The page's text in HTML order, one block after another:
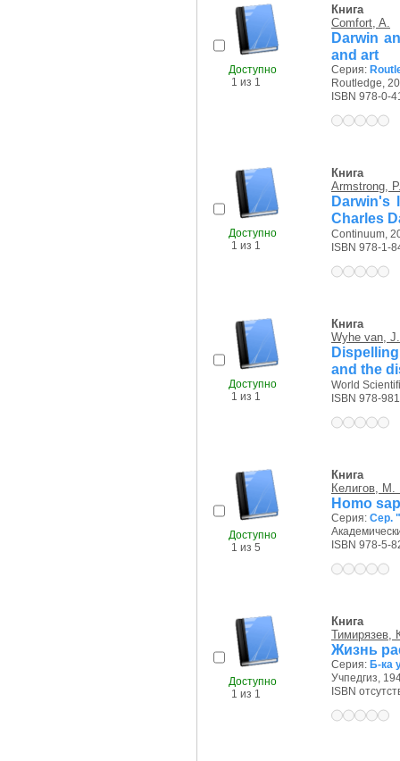
Доступно
1 из 1
Книга
Comfort, A.
Darwin
and art
Серия:
Routledge,
ISBN 978-0-
Доступно
1 из 1
Книга
Armstrong,
Darwin's
Charles
Continuum,
ISBN 978-1-
Доступно
1 из 1
Книга
Wyhe van, J.
and the
World
ISBN 978-
Доступно
1 из 5
Книга
Келигов,
Homo
Серия: Сер.
ISBN 978-5-
Доступно
1 из 1
Книга
Тимирязев,
Жизнь
Серия: Б-ка
Учпедгиз,
ISBN